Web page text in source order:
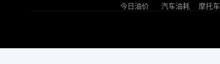
今日油价 汽车油耗 摩托